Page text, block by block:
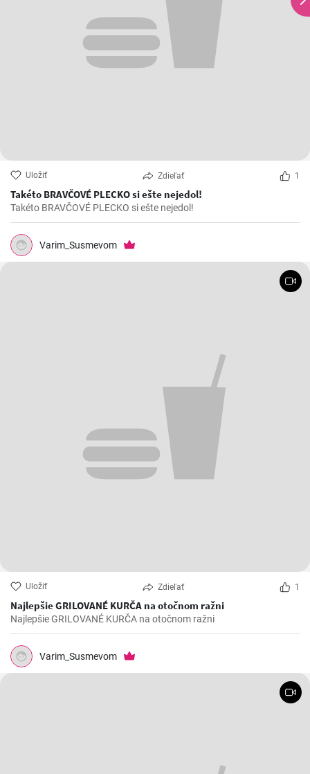
Uložiť Zdieľať 1
Takéto BRAVČOVÉ PLECKO si ešte nejedol!
Takéto BRAVČOVÉ PLECKO si ešte nejedol!
Varim_Susmevom
Uložiť Zdieľať 1
Najlepšie GRILOVANÉ KURČA na otočnom ražni
Najlepšie GRILOVANÉ KURČA na otočnom ražni
Varim_Susmevom